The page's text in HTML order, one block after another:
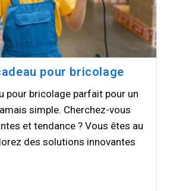
pour bricolage
pour bricolage parfait pour un
simple. Cherchez-vous
et tendance ? Vous êtes au
des solutions innovantes